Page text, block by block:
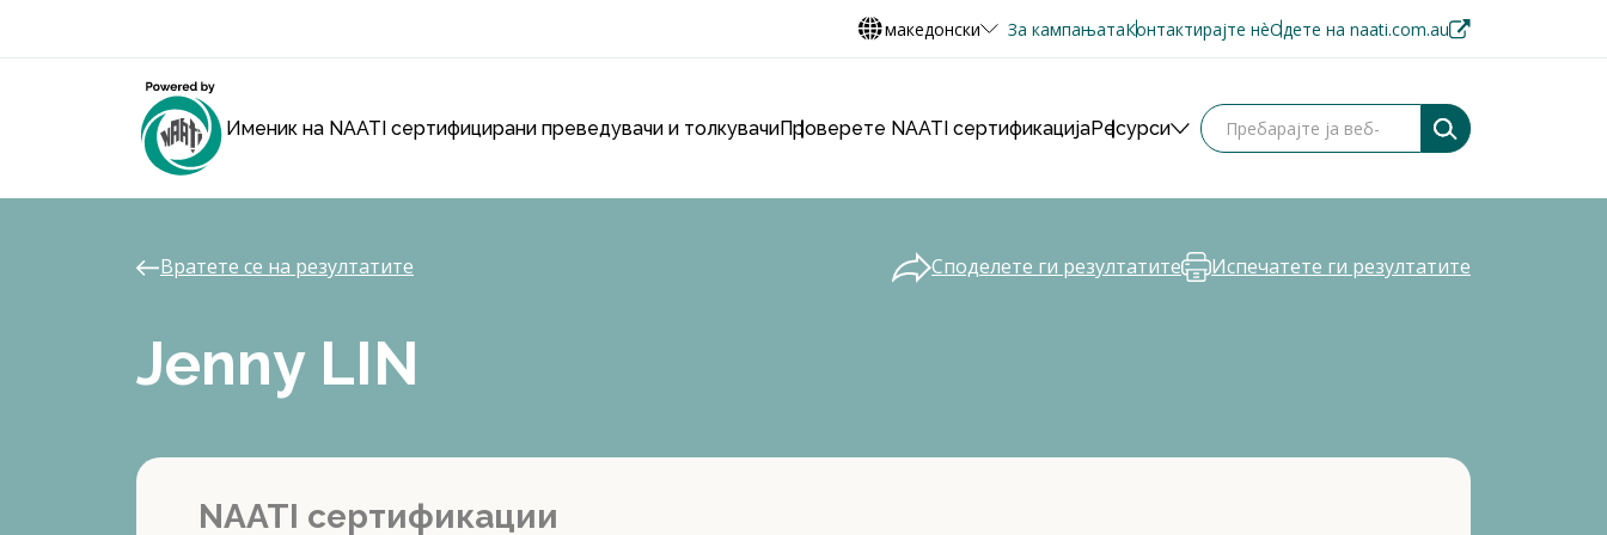
македонски За кампањатаКонтактирајте нèОдете на naati.com.au
Именик на NAATI сертифицирани преведувачи и толкувачиПроверете NAATI сертификацијаРесурси
Вратете се на резултатите Споделете ги резултатите Испечатете ги резултатите
Jenny LIN
NAATI сертификации